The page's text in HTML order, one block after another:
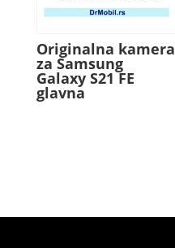
Originalna kamera
za Samsung
Galaxy S21 FE
glavna